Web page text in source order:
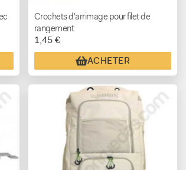
Crochets d'arrimage pour filet de
rangement
1,45 €
ACHETER